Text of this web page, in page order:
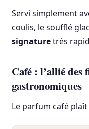
Servi simplement
coulis, le soufflé
signaturetrès
Café : l’allié des
gastronomiques
Le parfum café